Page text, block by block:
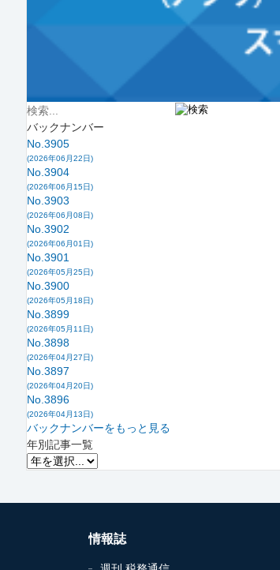
バックナンバー
No.3905
(2026年06月22日)
No.3904
(2026年06月15日)
No.3903
(2026年06月08日)
No.3902
(2026年06月01日)
No.3901
(2026年05月25日)
No.3900
(2026年05月18日)
No.3899
(2026年05月11日)
No.3898
(2026年04月27日)
No.3897
(2026年04月20日)
No.3896
(2026年04月13日)
バックナンバーをもっと見る
年別記事一覧
情報誌